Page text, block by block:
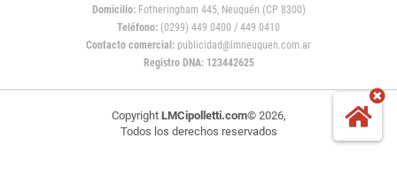
Domicilio:Fotheringham 445, Neuquén (CP 8300)
Teléfono: (0299) 449 0400 / 449 0410
Contacto comercial: publicidad@lmneuquen.com.ar
Registro DNA: 123442625
Copyright LMCipolletti.com© 2026,
Todos los derechos reservados